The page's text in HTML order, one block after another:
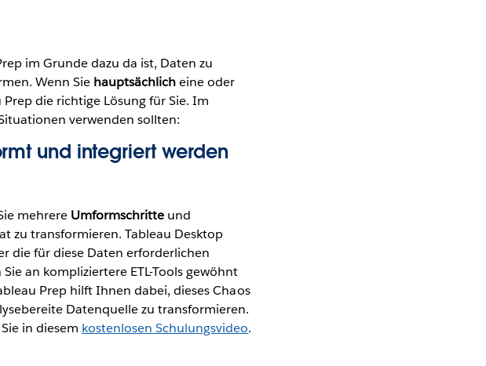
im Grunde dazu da ist, Daten zu
Wenn Sie hauptsächlicheine oder
die richtige Lösung für Sie. Im
verwenden sollten:
und integriert werden
mehrere Umformschritte und
zu transformieren. Tableau Desktop
die für diese Daten erforderlichen
an kompliziertere ETL-Tools gewöhnt
Prep hilft Ihnen dabei, dieses Chaos
Datenquelle zu transformieren.
in diesem kostenlosen Schulungsvideo.